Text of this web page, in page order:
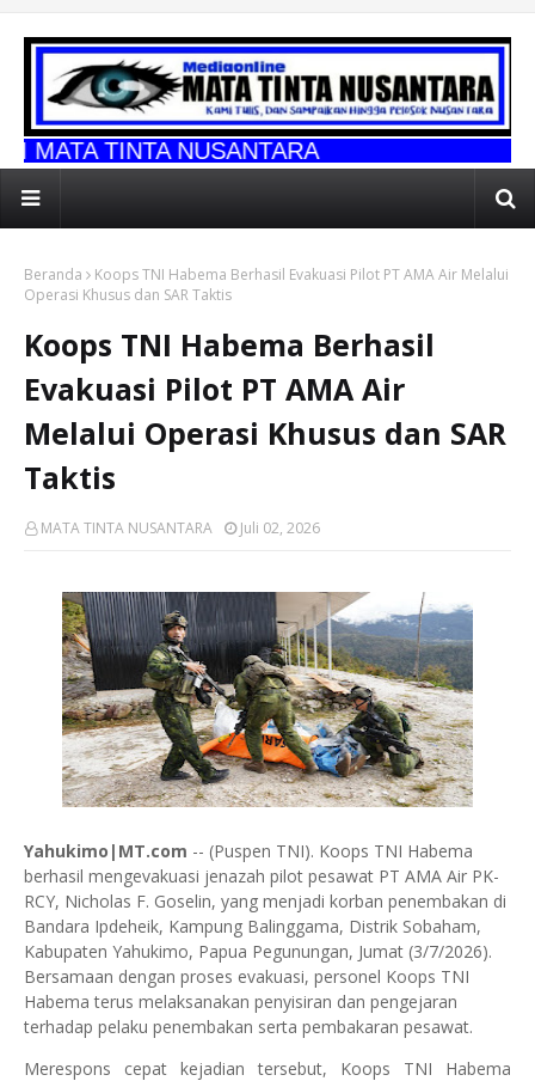
NUSANTARA
Beranda
Koops TNI Habema Berhasil Evakuasi Pilot PT AMA Air Melalui
Operasi Khusus dan SAR Taktis
Koops TNI Habema Berhasil
Evakuasi Pilot PT AMA Air
Melalui Operasi Khusus dan SAR
Taktis
MATA TINTA NUSANTARA Juli 02, 2026
Yahukimo|MT.com -- (Puspen TNI). Koops TNI Habema
berhasil mengevakuasi jenazah pilot pesawat PT AMA Air PK-
RCY, Nicholas F. Goselin, yang menjadi korban penembakan di
Bandara Ipdeheik, Kampung Balinggama, Distrik Sobaham,
Kabupaten Yahukimo, Papua Pegunungan, Jumat (3/7/2026).
Bersamaan dengan proses evakuasi, personel Koops TNI
Habema terus melaksanakan penyisiran dan pengejaran
terhadap pelaku penembakan serta pembakaran pesawat.
Merespons cepat kejadian tersebut, Koops TNI Habema